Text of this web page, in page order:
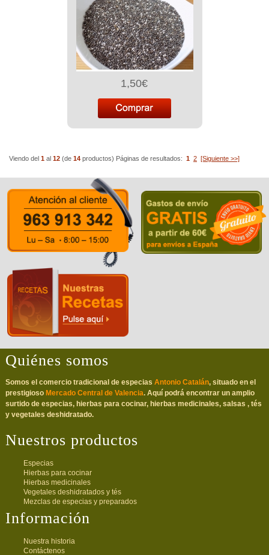
1,50€
Viendo del 1 al 12 (de 14 productos) Páginas de resultados: 1 2 [Siguiente >>]
Quiénes somos
Somos el comercio tradicional de especias Antonio Catalán, situado en el
prestigioso Mercado Central de Valencia. Aquí podrá encontrar un amplio
surtido de especias, hierbas para cocinar, hierbas medicinales, salsas , tés
y vegetales deshidratado.
Nuestros productos
Especias
Hierbas para cocinar
Hierbas medicinales
Vegetales deshidratados y tés
Mezclas de especias y preparados
Información
Nuestra historia
Contáctenos